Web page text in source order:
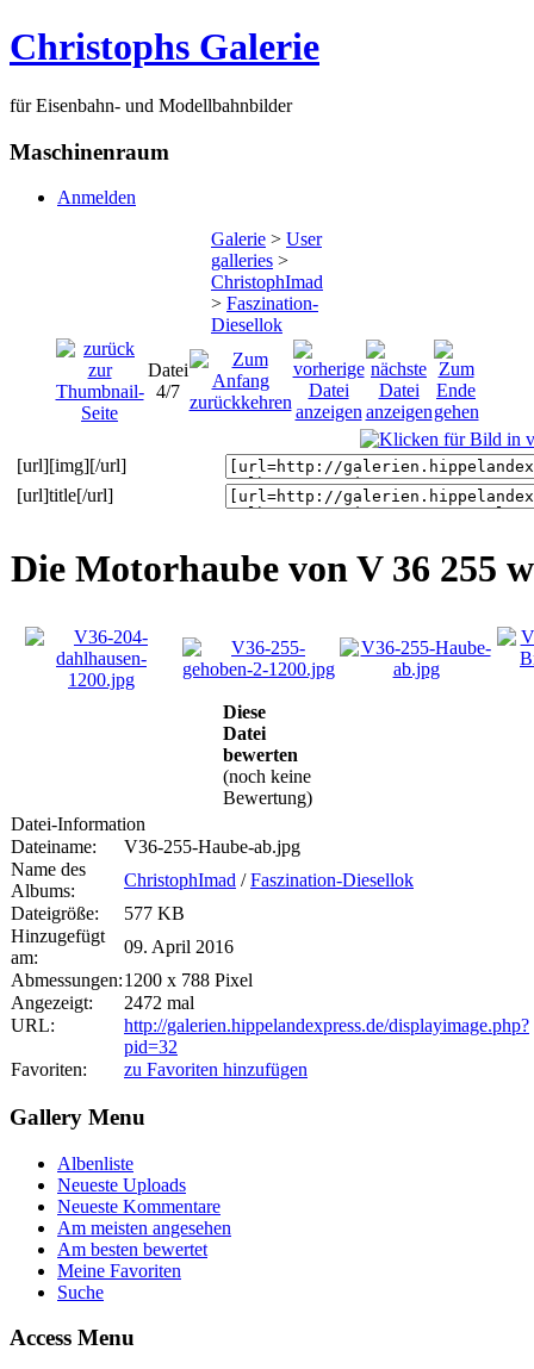
Christophs Galerie
für Eisenbahn- und Modellbahnbilder
Maschinenraum
Anmelden
Galerie > User
galleries >
ChristophImad
> Faszination-
Diesellok
Datei
4/7
[url][img][/url]
[url]title[/url]
Die Motorhaube von V 36 255
Diese
Datei
bewerten
(noch keine
Bewertung)
Datei-Information
Dateiname:
V36-255-Haube-ab.jpg
Name des
Albums:
ChristophImad /Faszination-Diesellok
Dateigröße:
577 KB
Hinzugefügt
am:
09. April 2016
Abmessungen:1200 x 788 Pixel
Angezeigt:
2472 mal
URL:
http://galerien.hippelandexpress.de/displayimage.php?
pid=32
Favoriten:
zu Favoriten hinzufügen
Gallery Menu
Albenliste
Neueste Uploads
Neueste Kommentare
Am meisten angesehen
Am besten bewertet
Meine Favoriten
Suche
Access Menu